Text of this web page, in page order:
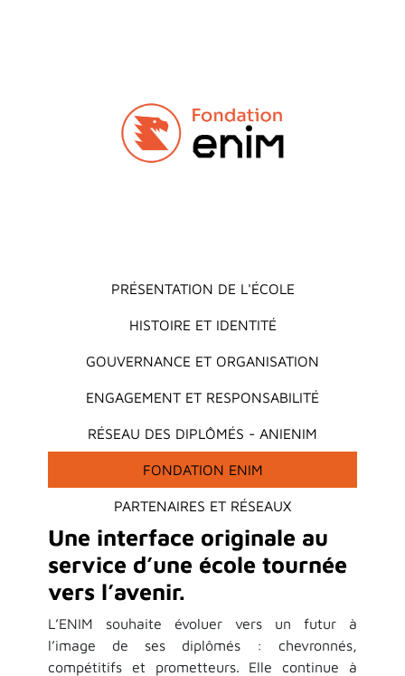
Main menuPRÉSENTATION DE L'ÉCOLE
HISTOIRE ET IDENTITÉ
GOUVERNANCE ET ORGANISATION
ENGAGEMENT ET RESPONSABILITÉ
RÉSEAU DES DIPLÔMÉS - ANIENIM
FONDATION ENIM
PARTENAIRES ET RÉSEAUX
Une interface originale au
service d’une école tournée
vers l’avenir.
L’ENIM souhaite évoluer vers un futur à
l’image de ses diplômés : chevronnés,
compétitifs et prometteurs. Elle continue à